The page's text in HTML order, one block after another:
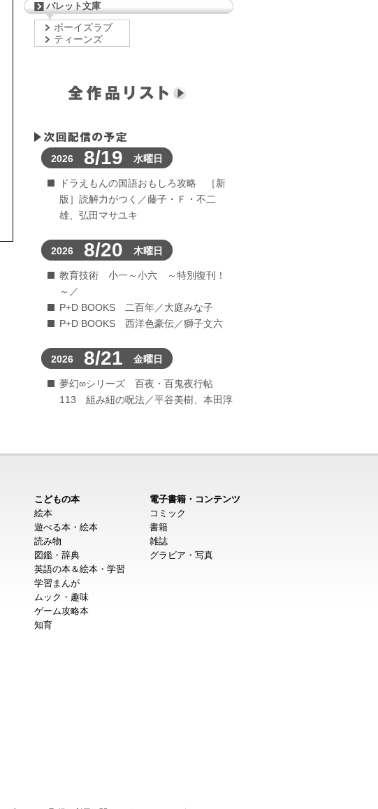
パレット文庫
ボーイズラブ
ティーンズ
2026 8/19 水曜日
ドラえもんの国語おもしろ攻略 ［新
版］読解力がつく／藤子・Ｆ・不二
雄、弘田マサユキ
2026 8/20 木曜日
教育技術 小一～小六 ～特別復刊！
～／
P+D BOOKS 二百年／大庭みな子
P+D BOOKS 西洋色豪伝／獅子文六
2026 8/21 金曜日
夢幻∞シリーズ 百夜・百鬼夜行帖
113 組み紐の呪法／平谷美樹、本田淳
こどもの本
絵本
遊べる本・絵本
読み物
図鑑・辞典
英語の本＆絵本・学習
学習まんが
ムック・趣味
ゲーム攻略本
知育
電子書籍・コンテンツ
コミック
書籍
雑誌
グラビア・写真